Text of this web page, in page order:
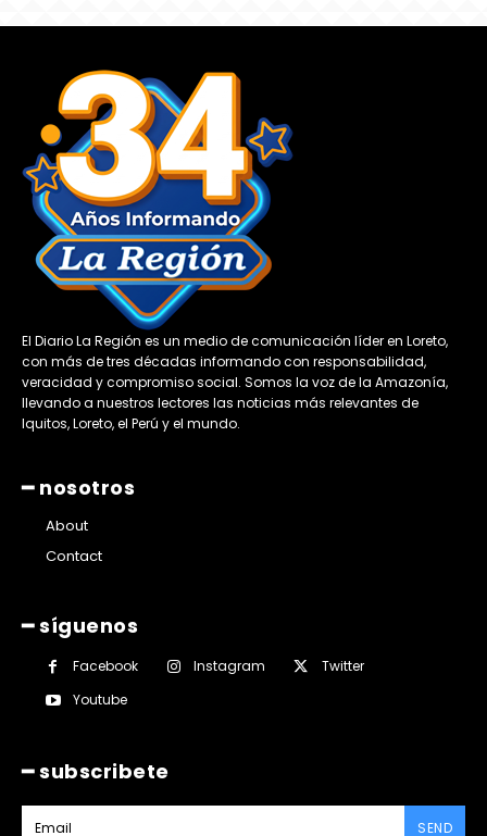
El Diario La Región es un medio de comunicación líder en Loreto,
con más de tres décadas informando con responsabilidad,
veracidad y compromiso social. Somos la voz de la Amazonía,
llevando a nuestros lectores las noticias más relevantes de
Iquitos, Loreto, el Perú y el mundo.
━ nosotros
About
Contact
━ síguenos
Facebook Instagram
Twitter
Youtube
━ subscribete
SEND